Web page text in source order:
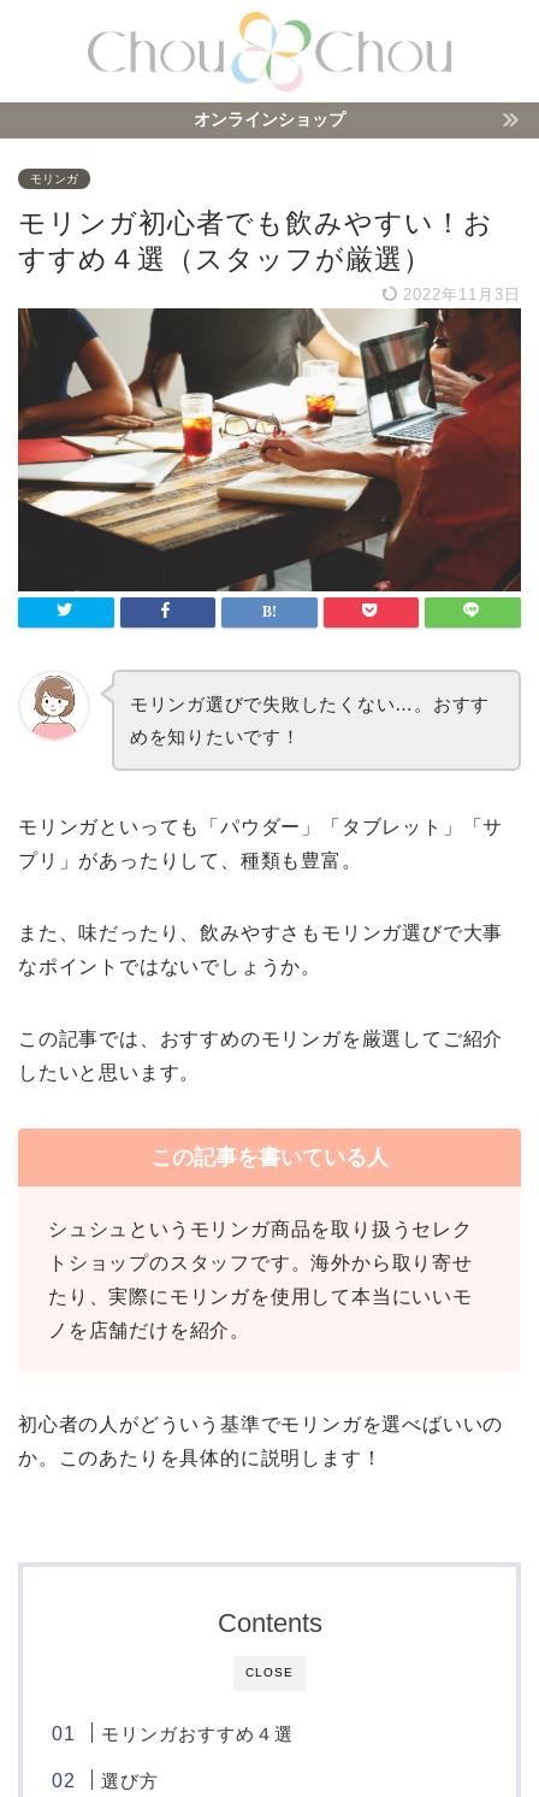
オンラインショップ
モリンガ
モリンガ初心者でも飲みやすい！お
すすめ４選（スタッフが厳選）
2022年11月3日
モリンガ選びで失敗したくない…。おすす
めを知りたいです！
モリンガといっても「パウダー」「タブレット」「サ
プリ」があったりして、種類も豊富。
また、味だったり、飲みやすさもモリンガ選びで大事
なポイントではないでしょうか。
この記事では、おすすめのモリンガを厳選してご紹介
したいと思います。
この記事を書いている人
シュシュというモリンガ商品を取り扱うセレク
トショップのスタッフです。海外から取り寄せ
たり、実際にモリンガを使用して本当にいいモ
ノを店舗だけを紹介。
初心者の人がどういう基準でモリンガを選べばいいの
か。このあたりを具体的に説明します！
CLOSE
Contents
モリンガおすすめ４選
選び方